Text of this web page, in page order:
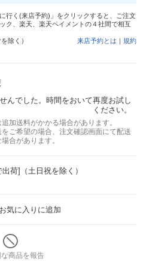
行く(来店予約)」をクリックすると、ご注文
ク、楽天、楽天ペイメントの４社間で相互
除く）
来店予約とは ｜ 規約
んでした。時間をおいて再度お試し
ください。
加送料がかかる場合があります。
ご希望の場合、注文確認画面にて配送
合があります。
荷]（土日祝を除く）
気に入りに追加
商品を報告